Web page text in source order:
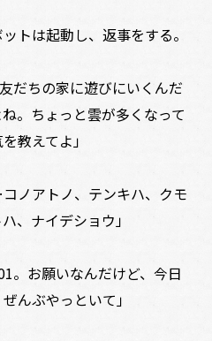
トは起動し、返事をする。
だちの家に遊びにいくんだ
。ちょっと雲が多くなって
教えてよ」
ノアトノ、テンキハ、クモ
、ナイデショウ」
。お願いなんだけど、今日
んぶやっといて」